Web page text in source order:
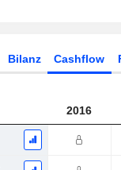
Bilanz Cashflow
2016